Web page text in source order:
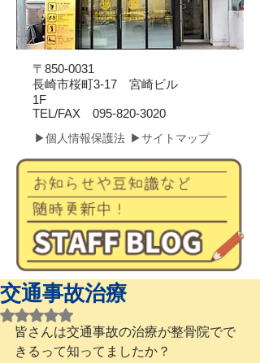
〒850-0031
長崎市桜町3-17 宮崎ビル
1F
​TEL/FAX 095-820-3020
▶個人情報保護法 ▶サイトマップ
交通事故治療
5つ星のうちNaNと評価されています。
皆さんは交通事故の治療が整骨院でで
きるって知ってましたか？